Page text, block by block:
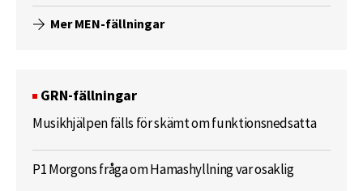
Mer MEN-fällningar
GRN-fällningar
Musikhjälpen fälls för skämt om funktionsnedsatta
P1 Morgons fråga om Hamashyllning var osaklig